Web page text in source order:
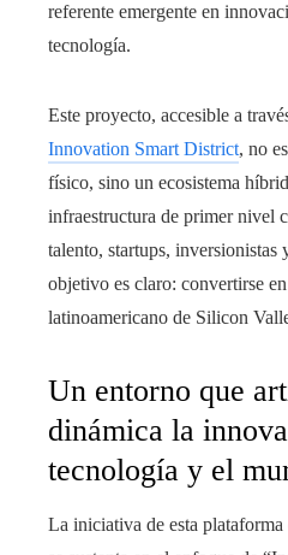
referente emergente en
tecnología.
Este proyecto, accesible a
Innovation Smart District, no
físico, sino un ecosistema
infraestructura de primer nivel
talento, startups, inversionistas
objetivo es claro: convertirse
latinoamericano de Silicon
Un entorno que
dinámica la
tecnología y el
La iniciativa de esta